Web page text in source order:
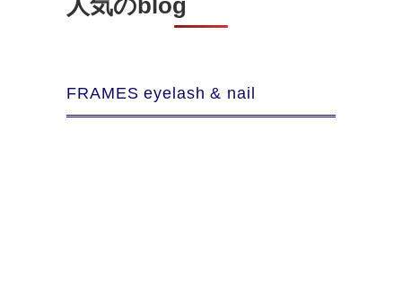
人気のblog
FRAMES eyelash & nail